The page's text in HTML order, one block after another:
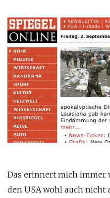
Das erinnert mich immer
den USA wohl auch nicht